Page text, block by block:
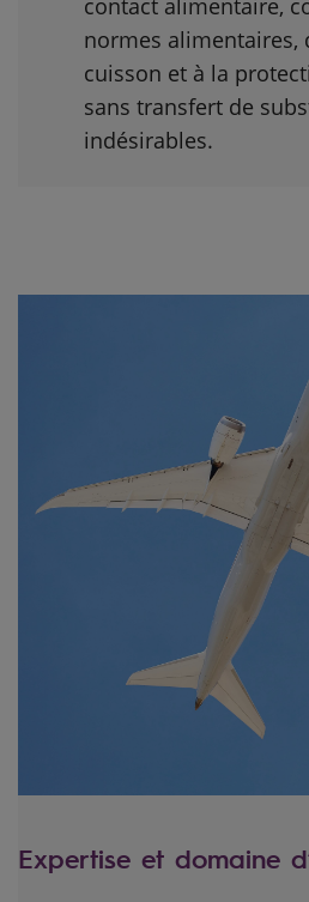
normes alimentaires,
cuisson et à la
sans transfert de
indésirables.
Expertise et domaine